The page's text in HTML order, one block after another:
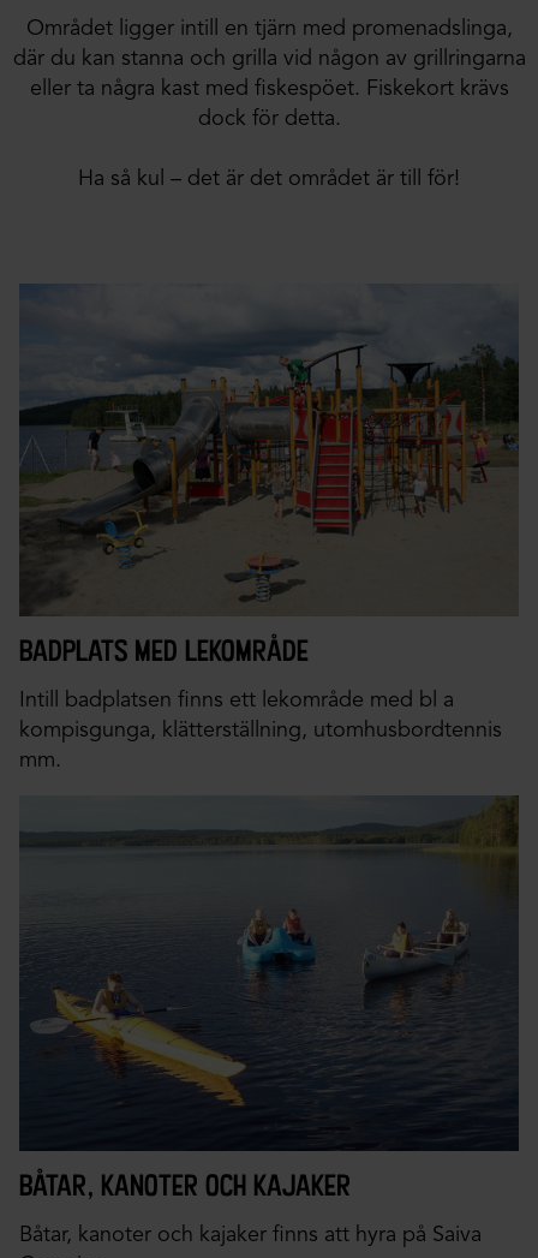
Området ligger intill en tjärn med promenadslinga,
där du kan stanna och grilla vid någon av grillringarna
eller ta några kast med fiskespöet. Fiskekort krävs
dock för detta.
Ha så kul – det är det området är till för!
badplats med lekområde
Intill badplatsen finns ett lekområde med bl a
kompisgunga, klätterställning, utomhusbordtennis
mm.
båtar, kanoter och kajaker
Båtar, kanoter och kajaker finns att hyra på Saiva